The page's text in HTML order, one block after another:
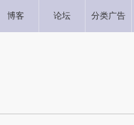
博客 论坛 分类广告